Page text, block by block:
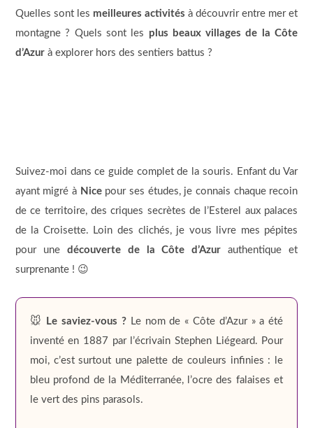
Quelles sont les meilleures activités à découvrir entre mer et
montagne ? Quels sont les plus beaux villages de la Côte
d’Azurà explorer hors des sentiers battus ?
Suivez-moi dans ce guide complet de la souris. Enfant du Var
ayant migré à Nicepour ses études, je connais chaque recoin
de ce territoire, des criques secrètes de l’Esterel aux palaces
de la Croisette. Loin des clichés, je vous livre mes pépites
pour une découverte de la Côte d’Azur authentique et
surprenante ! 😉
🐭 Le saviez-vous ? Le nom de « Côte d’Azur » a été
inventé en 1887 par l’écrivain Stephen Liégeard. Pour
moi, c’est surtout une palette de couleurs infinies : le
bleu profond de la Méditerranée, l’ocre des falaises et
le vert des pins parasols.